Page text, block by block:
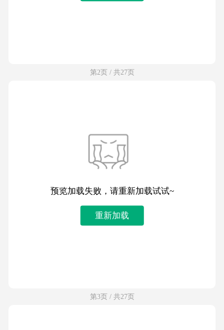
第2页 / 共27页
预览加载失败，请重新加载试试~
重新加载
第3页 / 共27页